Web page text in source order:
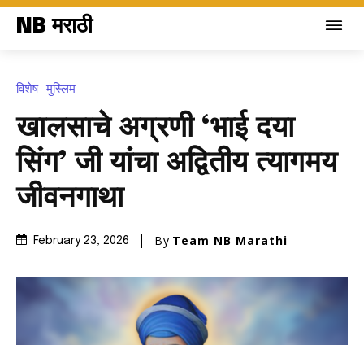
NB मराठी
विशेष मुस्लिम
खालसाचे अग्रणी ‘भाई दया
सिंग’ जी यांचा अद्वितीय त्यागमय
जीवनगाथा
February 23, 2026 By Team NB Marathi